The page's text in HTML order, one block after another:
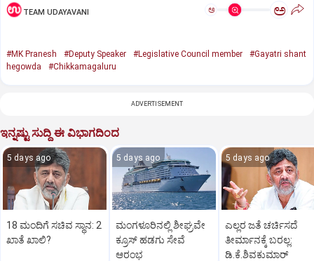
TEAM UDAYAVANI ಅ ಅ
#MK Pranesh #Deputy Speaker #Legislative Council member
#Gayatri shant
hegowda
#Chikkamagaluru
ADVERTISEMENT
ಇನ್ನಷ್ಟು ಸುದ್ದಿ ಈ ವಿಭಾಗದಿಂದ
5 days ago
18 ಮಂದಿಗೆ ಸಚಿವ ಸ್ಥಾನ: 2
ಖಾತೆ ಖಾಲಿ?
5 days ago
ಮಂಗಳೂರಿನಲ್ಲಿ ಶೀಘ್ರವೇ
ಕ್ರೂಸ್‌ ಹಡಗು ಸೇವೆ
ಆರಂಭ
5 days ago
ಎಲ್ಲರ ಜತೆ ಚರ್ಚಿಸದೆ
ತೀರ್ಮಾನಕ್ಕೆ ಬರಲ್ಲ:
ಡಿ.ಕೆ.ಶಿವಕುಮಾರ್‌